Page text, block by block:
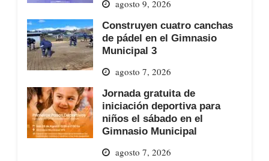
agosto 9, 2026
Construyen cuatro canchas
de pádel en el Gimnasio
Municipal 3
agosto 7, 2026
Jornada gratuita de
iniciación deportiva para
niños el sábado en el
Gimnasio Municipal
agosto 7, 2026